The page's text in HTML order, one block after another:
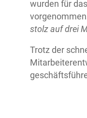
wurden für
stolz auf drei
Trotz der